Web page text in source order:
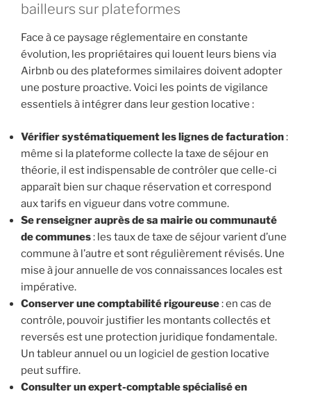
bailleurs sur plateformes
Face à ce paysage réglementaire en constante
évolution, les propriétaires qui louent leurs biens via
Airbnb ou des plateformes similaires doivent adopter
une posture proactive. Voici les points de vigilance
essentiels à intégrer dans leur gestion locative :
Vérifier systématiquement les lignes de facturation:
même si la plateforme collecte la taxe de séjour en
théorie, il est indispensable de contrôler que celle-ci
apparaît bien sur chaque réservation et correspond
aux tarifs en vigueur dans votre commune.
Se renseigner auprès de sa mairie ou communauté
de communes: les taux de taxe de séjour varient d’une
commune à l’autre et sont régulièrement révisés. Une
mise à jour annuelle de vos connaissances locales est
impérative.
Conserver une comptabilité rigoureuse: en cas de
contrôle, pouvoir justifier les montants collectés et
reversés est une protection juridique fondamentale.
Un tableur annuel ou un logiciel de gestion locative
peut suffire.
Consulter un expert-comptable spécialisé en